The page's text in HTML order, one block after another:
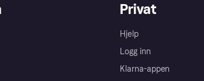
Privat
Hjelp
Logg inn
Klarna-appen